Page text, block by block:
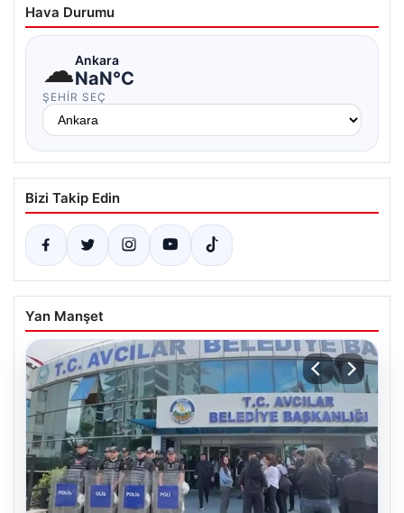
Hava Durumu
☁Ankara
NaN°C
ŞEHIR SEÇ
Bizi Takip Edin
Yan Manşet